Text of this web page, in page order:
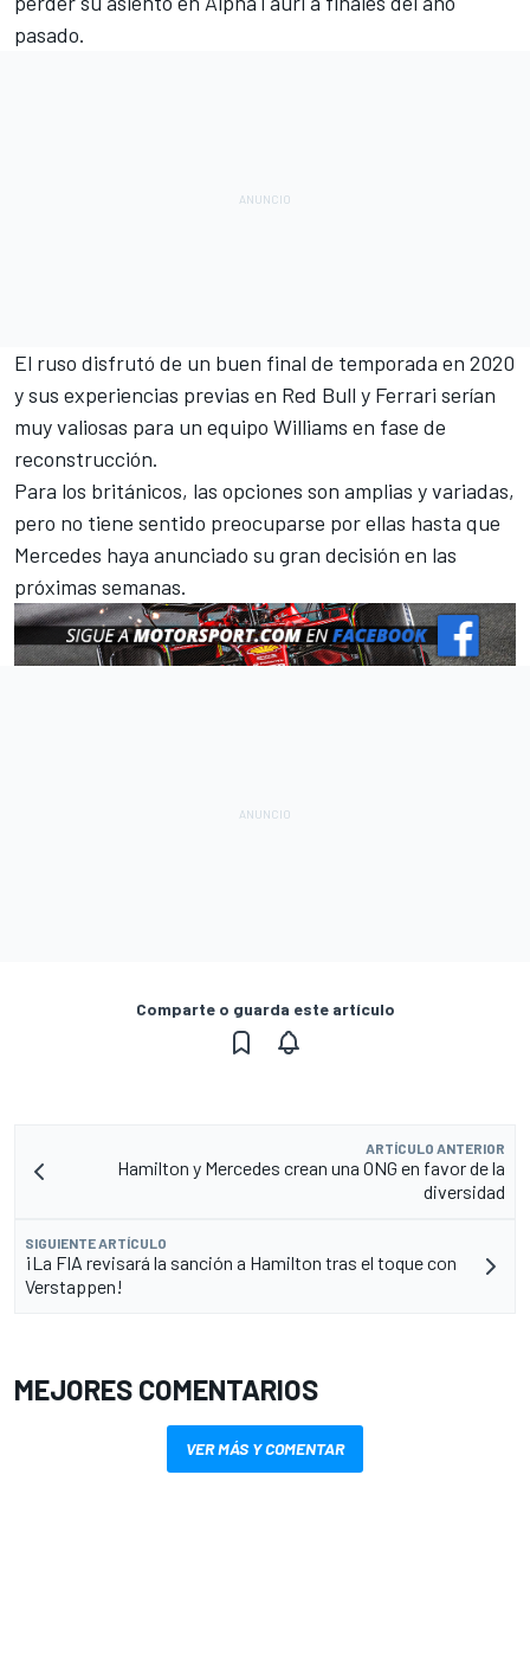
pasado.
El ruso disfrutó de un buen final de temporada en 2020
y sus experiencias previas en Red Bull y Ferrari serían
muy valiosas para un equipo Williams en fase de
reconstrucción.
Para los británicos, las opciones son amplias y variadas,
pero no tiene sentido preocuparse por ellas hasta que
Mercedes haya anunciado su gran decisión en las
próximas semanas.
Comparte o guarda este artículo
ARTÍCULO ANTERIOR
Hamilton y Mercedes crean una ONG en favor de la
diversidad
SIGUIENTE ARTÍCULO
¡La FIA revisará la sanción a Hamilton tras el toque con
Verstappen!
MEJORES COMENTARIOS
VER MÁS Y COMENTAR